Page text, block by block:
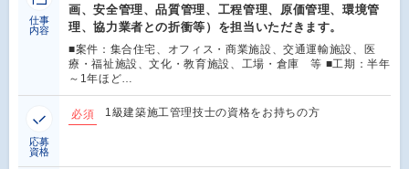
仕事
内容
画、安全管理、品質管理、工程管理、原価管理、環境管
理、協力業者との折衝等）を担当いただきます。
■案件：集合住宅、オフィス・商業施設、交通運輸施設、医
療・福祉施設、文化・教育施設、工場・倉庫 等 ■工期：半年
～1年ほど…
応募
資格
必須 1級建築施工管理技士の資格をお持ちの方